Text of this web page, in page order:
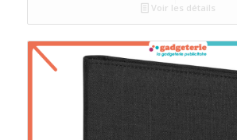
Voir les détails